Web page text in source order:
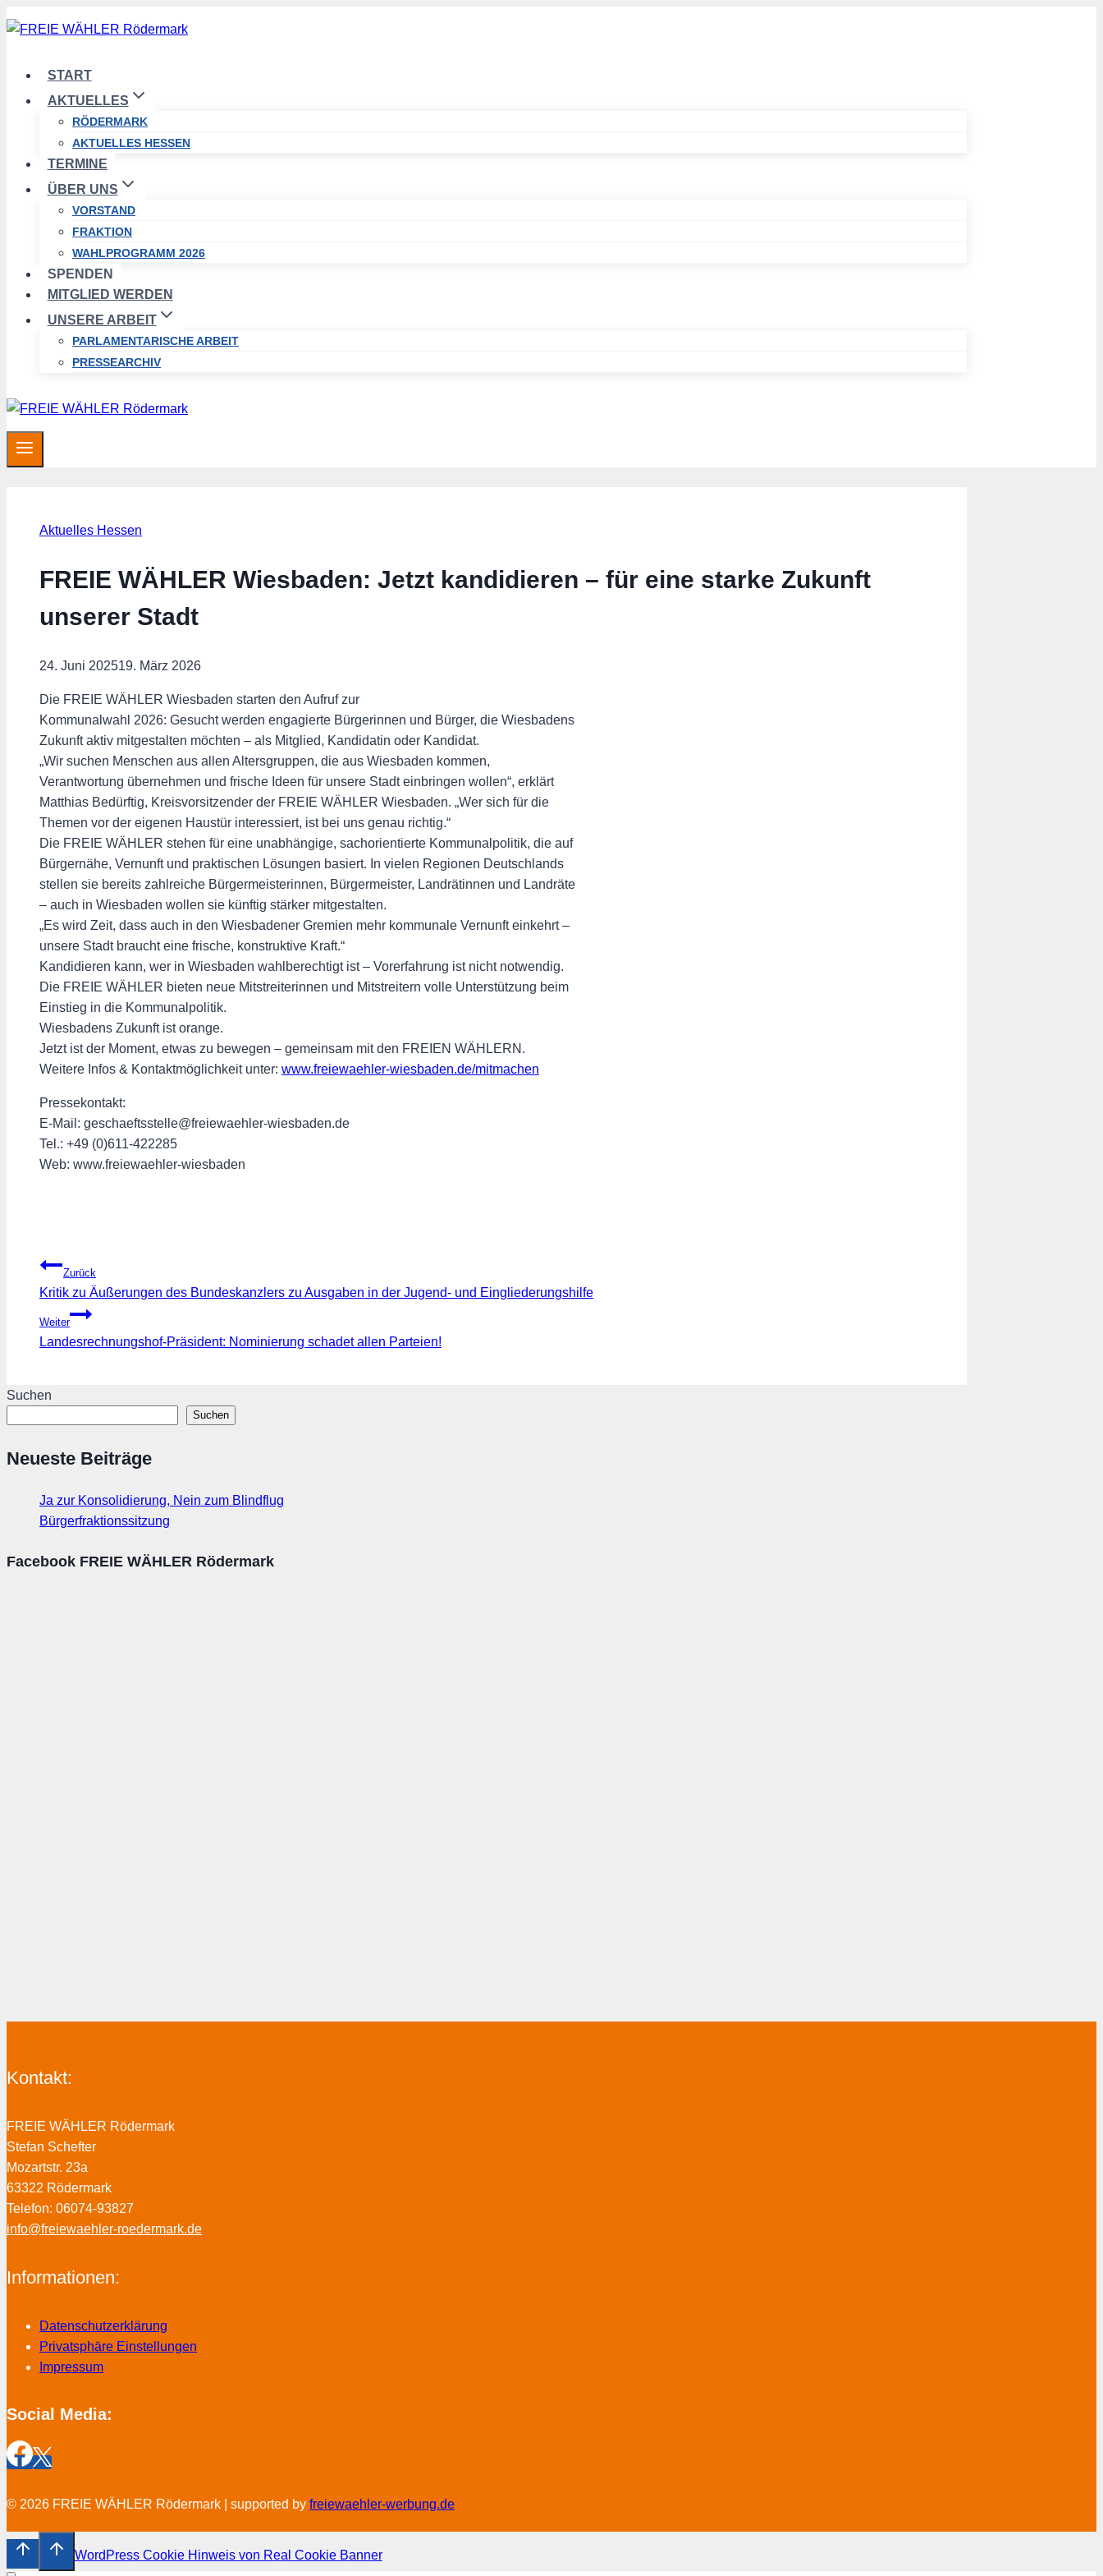
Zum
Inhalt
START
AKTUELLES
RÖDERMARK
AKTUELLES HESSEN
TERMINE
ÜBER UNS
VORSTAND
FRAKTION
WAHLPROGRAMM 2026
SPENDEN
MITGLIED WERDEN
UNSERE ARBEIT
PARLAMENTARISCHE ARBEIT
PRESSEARCHIV
Aktuelles Hessen
FREIE WÄHLER Wiesbaden: Jetzt kandidieren – für eine starke Zukunft
unserer Stadt
24. Juni 202519. März 2026
Die FREIE WÄHLER Wiesbaden starten den Aufruf zur
Kommunalwahl 2026: Gesucht werden engagierte Bürgerinnen und Bürger, die Wiesbadens
Zukunft aktiv mitgestalten möchten – als Mitglied, Kandidatin oder Kandidat.
„Wir suchen Menschen aus allen Altersgruppen, die aus Wiesbaden kommen,
Verantwortung übernehmen und frische Ideen für unsere Stadt einbringen wollen“, erklärt
Matthias Bedürftig, Kreisvorsitzender der FREIE WÄHLER Wiesbaden. „Wer sich für die
Themen vor der eigenen Haustür interessiert, ist bei uns genau richtig.“
Die FREIE WÄHLER stehen für eine unabhängige, sachorientierte Kommunalpolitik, die auf
Bürgernähe, Vernunft und praktischen Lösungen basiert. In vielen Regionen Deutschlands
stellen sie bereits zahlreiche Bürgermeisterinnen, Bürgermeister, Landrätinnen und Landräte
– auch in Wiesbaden wollen sie künftig stärker mitgestalten.
„Es wird Zeit, dass auch in den Wiesbadener Gremien mehr kommunale Vernunft einkehrt –
unsere Stadt braucht eine frische, konstruktive Kraft.“
Kandidieren kann, wer in Wiesbaden wahlberechtigt ist – Vorerfahrung ist nicht notwendig.
Die FREIE WÄHLER bieten neue Mitstreiterinnen und Mitstreitern volle Unterstützung beim
Einstieg in die Kommunalpolitik.
Wiesbadens Zukunft ist orange.
Jetzt ist der Moment, etwas zu bewegen – gemeinsam mit den FREIEN WÄHLERN.
Weitere Infos & Kontaktmöglichkeit unter: www.freiewaehler-wiesbaden.de/mitmachen
Pressekontakt:
E-Mail: geschaeftsstelle@freiewaehler-wiesbaden.de
Tel.: +49 (0)611-422285
Web: www.freiewaehler-wiesbaden
Beitragsnavigation
Zurück
Kritik zu Äußerungen des Bundeskanzlers zu Ausgaben in der Jugend- und Eingliederungshilfe
Weiter
Landesrechnungshof-Präsident: Nominierung schadet allen Parteien!
Suchen
Suchen
Neueste Beiträge
Ja zur Konsolidierung, Nein zum Blindflug
Bürgerfraktionssitzung
Facebook FREIE WÄHLER Rödermark
Kontakt:
FREIE WÄHLER Rödermark
Stefan Schefter
Mozartstr. 23a
63322 Rödermark
Telefon: 06074-93827
info@freiewaehler-roedermark.de
Informationen:
Datenschutzerklärung
Privatsphäre Einstellungen
Impressum
Social Media:
© 2026 FREIE WÄHLER Rödermark | supported by freiewaehler-werbung.de
WordPress Cookie Hinweis von Real Cookie Banner